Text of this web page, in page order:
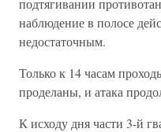
наблюдение в полосе
недостаточным.
Только к 14 часам
проделаны, и атака
К исходу дня части 3-й